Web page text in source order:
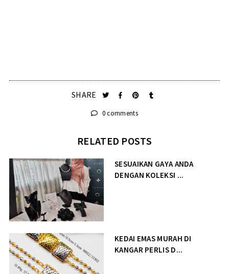
SHARE
0 comments
RELATED POSTS
SESUAIKAN GAYA ANDA
DENGAN KOLEKSI ...
KEDAI EMAS MURAH DI
KANGAR PERLIS D...